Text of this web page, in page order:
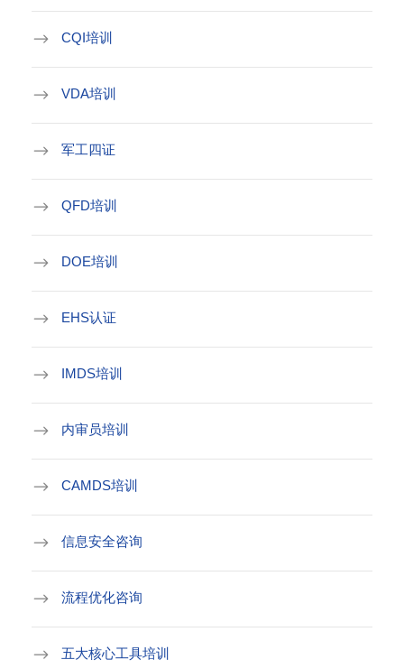
CQI培训
VDA培训
军工四证
QFD培训
DOE培训
EHS认证
IMDS培训
内审员培训
CAMDS培训
信息安全咨询
流程优化咨询
五大核心工具培训